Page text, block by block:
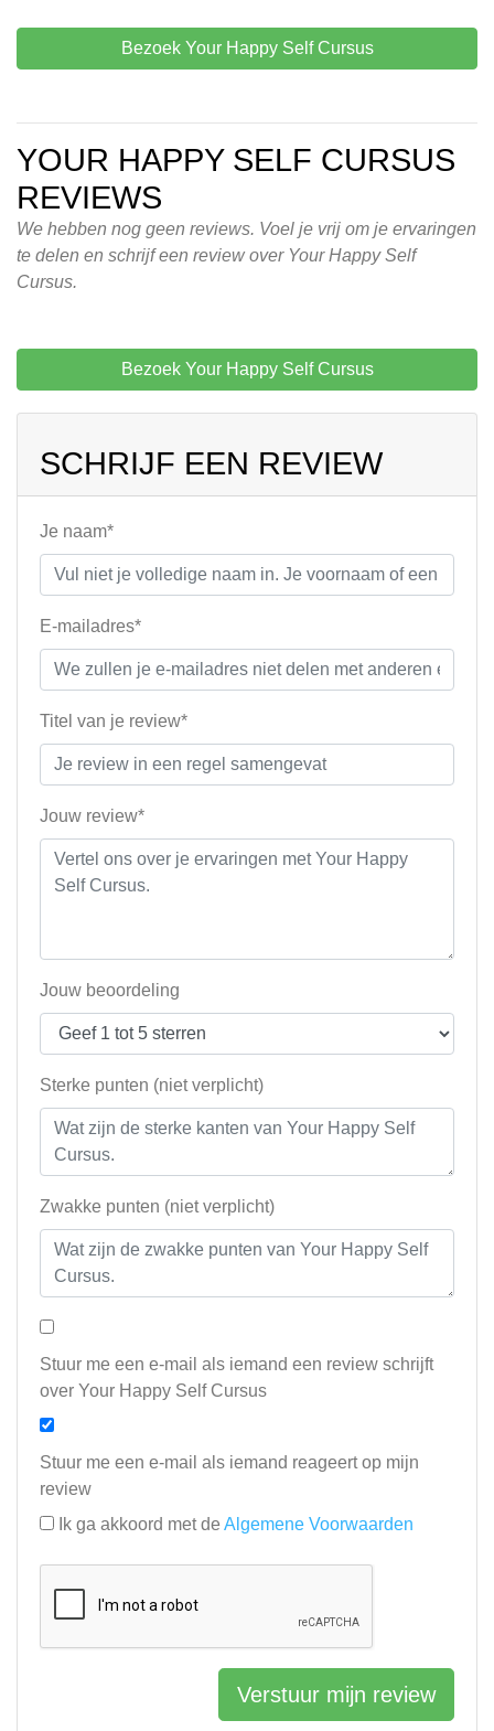
Bezoek Your Happy Self Cursus
YOUR HAPPY SELF CURSUS
REVIEWS
We hebben nog geen reviews. Voel je vrij om je ervaringen
te delen en schrijf een review over Your Happy Self
Cursus.
Bezoek Your Happy Self Cursus
SCHRIJF EEN REVIEW
Je naam*
E-mailadres*
Titel van je review*
Jouw review*
Jouw beoordeling
Sterke punten (niet verplicht)
Zwakke punten (niet verplicht)
Stuur me een e-mail als iemand een review schrijft
over Your Happy Self Cursus
Stuur me een e-mail als iemand reageert op mijn
review
Ik ga akkoord met de Algemene Voorwaarden
Verstuur mijn review